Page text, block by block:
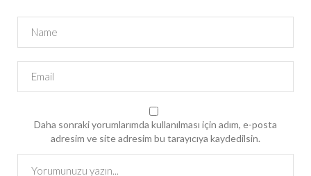
Daha sonraki yorumlarımda kullanılması için adım, e-posta
adresim ve site adresim bu tarayıcıya kaydedilsin.